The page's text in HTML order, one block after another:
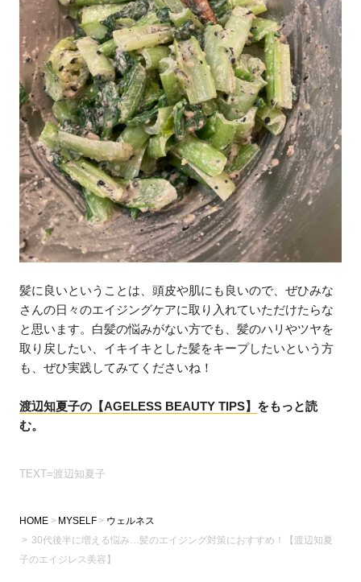
髪に良いということは、頭皮や肌にも良いので、ぜひみな
さんの日々のエイジングケアに取り入れていただけたらな
と思います。白髪の悩みがない方でも、髪のハリやツヤを
取り戻したい、イキイキとした髪をキープしたいという方
も、ぜひ実践してみてくださいね！
渡辺知夏子の【AGELESS BEAUTY TIPS】 をもっと読
む。
TEXT=渡辺知夏子
HOME MYSELF
ウェルネス
30代後半に増える悩み…髪のエイジング対策におすすめ！【渡辺知夏
子のエイジレス美容】